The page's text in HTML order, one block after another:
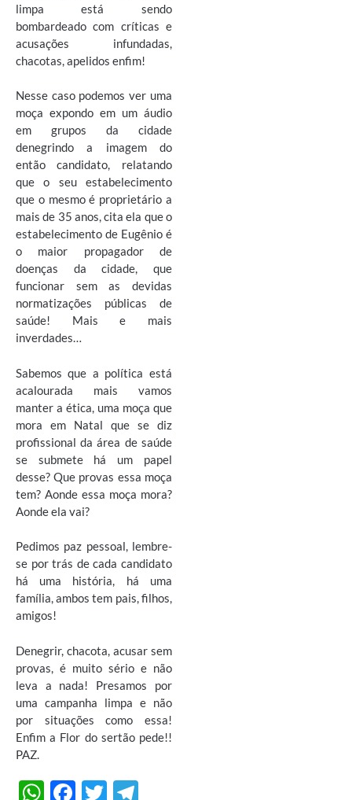
limpa está sendo
bombardeado com críticas e
acusações infundadas,
chacotas, apelidos enfim!
Nesse caso podemos ver uma
moça expondo em um áudio
em grupos da cidade
denegrindo a imagem do
então candidato, relatando
que o seu estabelecimento
que o mesmo é proprietário a
mais de 35 anos, cita ela que o
estabelecimento de Eugênio é
o maior propagador de
doenças da cidade, que
funcionar sem as devidas
normatizações públicas de
saúde! Mais e mais
inverdades…
Sabemos que a política está
acalourada mais vamos
manter a ética, uma moça que
mora em Natal que se diz
profissional da área de saúde
se submete há um papel
desse? Que provas essa moça
tem? Aonde essa moça mora?
Aonde ela vai?
Pedimos paz pessoal, lembre-
se por trás de cada candidato
há uma história, há uma
família, ambos tem pais, filhos,
amigos!
Denegrir, chacota, acusar sem
provas, é muito sério e não
leva a nada! Presamos por
uma campanha limpa e não
por situações como essa!
Enfim a Flor do sertão pede!!
PAZ.
W F T